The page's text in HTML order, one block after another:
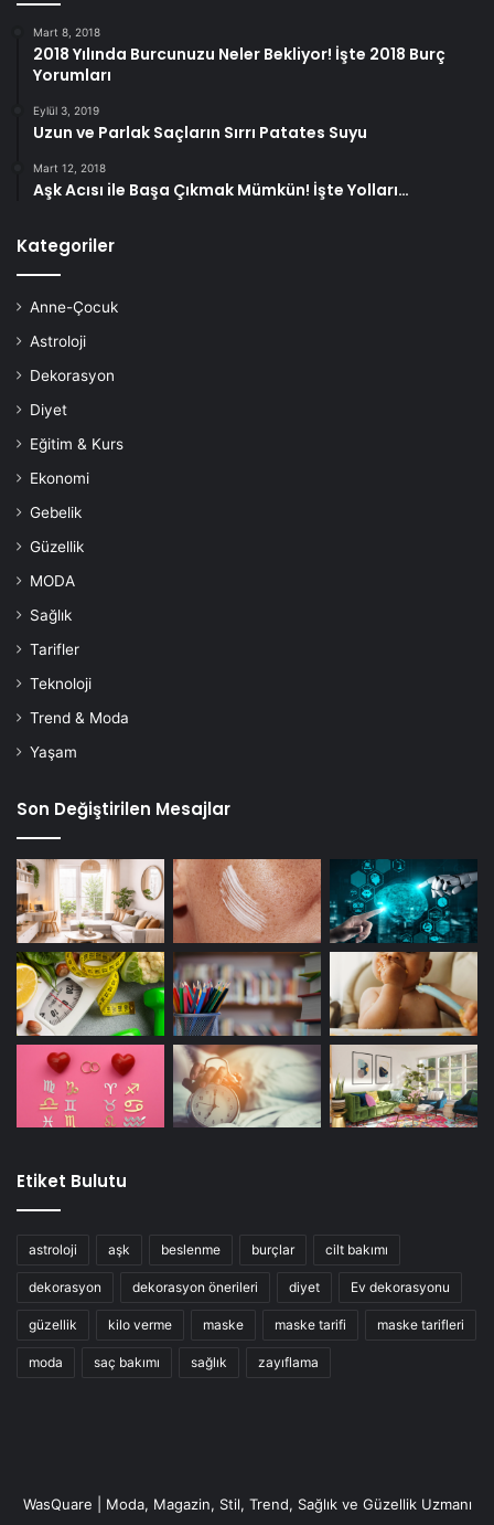
Mart 8, 2018
2018 Yılında Burcunuzu Neler Bekliyor! İşte 2018 Burç
Yorumları
Eylül 3, 2019
Uzun ve Parlak Saçların Sırrı Patates Suyu
Mart 12, 2018
Aşk Acısı ile Başa Çıkmak Mümkün! İşte Yolları…
Kategoriler
Anne-Çocuk
Astroloji
Dekorasyon
Diyet
Eğitim & Kurs
Ekonomi
Gebelik
Güzellik
MODA
Sağlık
Tarifler
Teknoloji
Trend & Moda
Yaşam
Son Değiştirilen Mesajlar
Etiket Bulutu
astroloji aşk beslenme burçlar cilt bakımı
dekorasyon dekorasyon önerileri diyet Ev dekorasyonu
güzellik kilo verme maske maske tarifi maske tarifleri
moda saç bakımı sağlık zayıflama
WasQuare | Moda, Magazin, Stil, Trend, Sağlık ve Güzellik Uzmanı